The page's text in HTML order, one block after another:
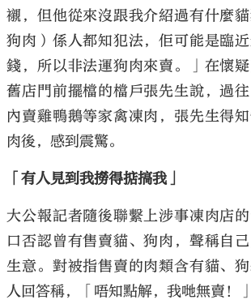
襯，但他從來沒跟我介紹過有什麼
狗肉）係人都知犯法，佢可能是臨
錢，所以非法運狗肉來賣。」在懷
舊店門前擺檔的檔戶張先生說，過
內賣雞鴨鵝等家禽凍肉，張先生得
肉後，感到震驚。
「有人見到我撈得掂搞我」
大公報記者隨後聯繫上涉事凍肉店
口否認曾有售賣貓、狗肉，聲稱自
生意。對被指售賣的肉類含有貓、
人回答稱，「唔知點解，我哋無賣！」